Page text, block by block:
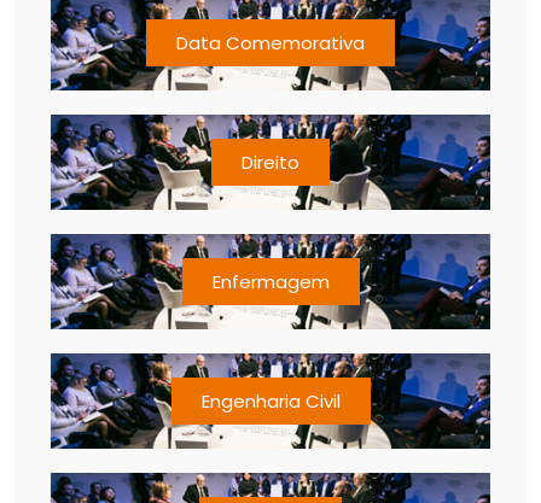
Data Comemorativa
Direito
Enfermagem
Engenharia Civil